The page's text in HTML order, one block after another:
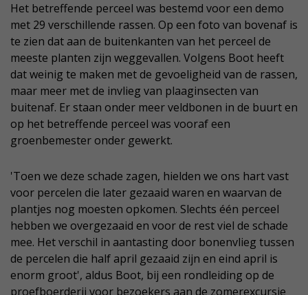
Het betreffende perceel was bestemd voor een demo
met 29 verschillende rassen. Op een foto van bovenaf is
te zien dat aan de buitenkanten van het perceel de
meeste planten zijn weggevallen. Volgens Boot heeft
dat weinig te maken met de gevoeligheid van de rassen,
maar meer met de invlieg van plaaginsecten van
buitenaf. Er staan onder meer veldbonen in de buurt en
op het betreffende perceel was vooraf een
groenbemester onder gewerkt.
'Toen we deze schade zagen, hielden we ons hart vast
voor percelen die later gezaaid waren en waarvan de
plantjes nog moesten opkomen. Slechts één perceel
hebben we overgezaaid en voor de rest viel de schade
mee. Het verschil in aantasting door bonenvlieg tussen
de percelen die half april gezaaid zijn en eind april is
enorm groot', aldus Boot, bij een rondleiding op de
proefboerderij voor bezoekers aan de zomerexcursie